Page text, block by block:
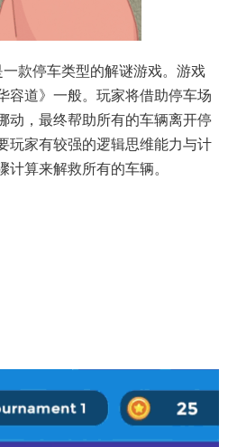
款停车类型的解谜游戏。游戏
容道》一般。玩家将借助停车场
动，最终帮助所有的车辆离开停
玩家有较强的逻辑思维能力与计
算来解救所有的车辆。